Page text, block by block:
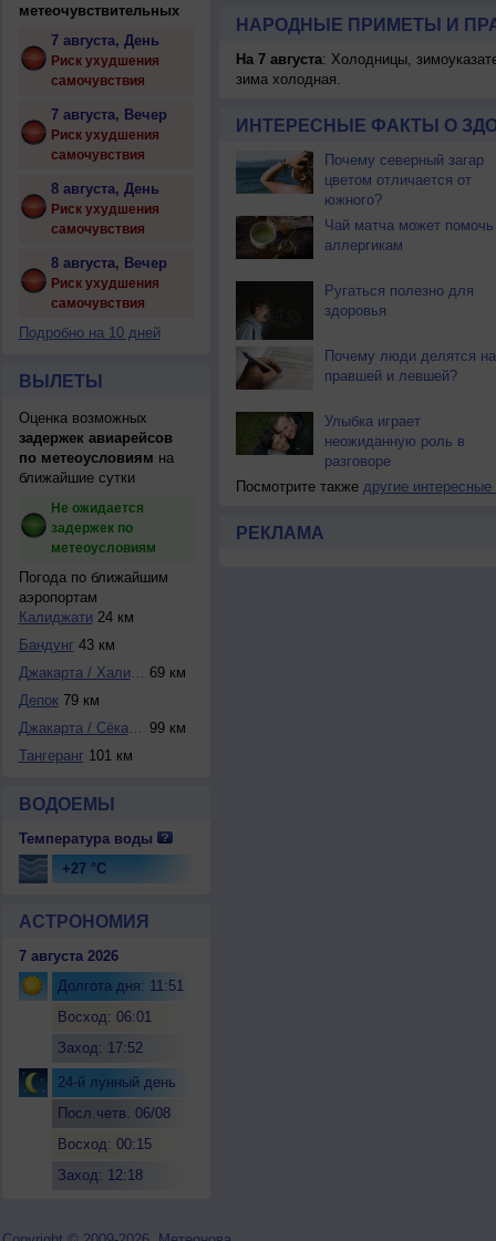
метеочувствительных
7 августа, День
Риск ухудшения
самочувствия
7 августа, Вечер
Риск ухудшения
самочувствия
8 августа, День
Риск ухудшения
самочувствия
8 августа, Вечер
Риск ухудшения
самочувствия
Подробно на 10 дней
ВЫЛЕТЫ
Оценка возможных
задержек авиарейсов
по метеоусловиям на
ближайшие сутки
Не ожидается
задержек по
метеоусловиям
Погода по ближайшим
аэропортам
Калиджати 24 км
Бандунг 43 км
Джакарта / Халим-... 69 км
Депок79 км
Джакарта / Сёкарн... 99 км
Тангеранг 101 км
ВОДОЕМЫ
Температура воды
+27 °C
АСТРОНОМИЯ
7 августа 2026
Долгота дня: 11:51
Восход: 06:01
Заход: 17:52
24-й лунный день
Посл.четв. 06/08
Восход: 00:15
Заход: 12:18
НАРОДНЫЕ ПРИМЕТЫ И
На 7 августа: Холодницы,
зима холодная.
ИНТЕРЕСНЫЕ ФАКТЫ О
Почему северный загар
цветом отличается от
южного?
Чай матча может помочь
аллергикам
Ругаться полезно для
здоровья
Почему люди делятся на
правшей и левшей?
Улыбка играет
неожиданную роль в
разговоре
Посмотрите также другие интересные
РЕКЛАМА